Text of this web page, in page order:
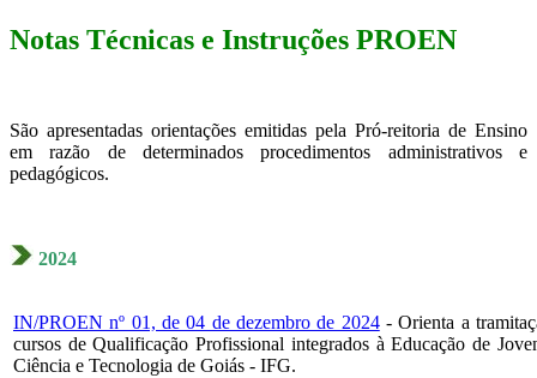
Notas Técnicas e Instruções PROEN
São apresentadas orientações emitidas pela Pró-reitoria de Ensino
em razão de determinados procedimentos administrativos e
pedagógicos.
2024
IN/PROEN nº 01, de 04 de dezembro de 2024- Orienta a
cursos de Qualificação Profissional integrados à Educação de
Ciência e Tecnologia de Goiás - IFG.